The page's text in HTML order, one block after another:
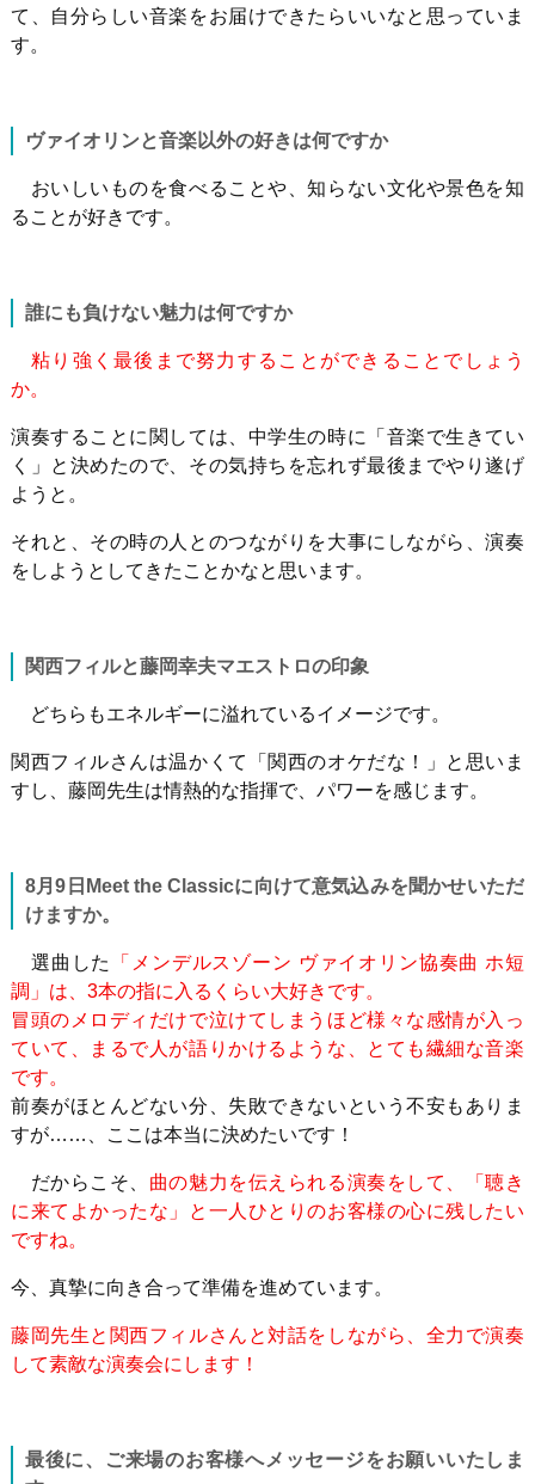
て、自分らしい音楽をお届けできたらいいなと思っていま
す。
ヴァイオリンと音楽以外の好きは何ですか
おいしいものを食べることや、知らない文化や景色を知
ることが好きです。
誰にも負けない魅力は何ですか
粘り強く最後まで努力することができることでしょう
か。
演奏することに関しては、中学生の時に「音楽で生きてい
く」と決めたので、その気持ちを忘れず最後までやり遂げ
ようと。
それと、その時の人とのつながりを大事にしながら、演奏
をしようとしてきたことかなと思います。
関西フィルと藤岡幸夫マエストロの印象
どちらもエネルギーに溢れているイメージです。
関西フィルさんは温かくて「関西のオケだな！」と思いま
すし、藤岡先生は情熱的な指揮で、パワーを感じます。
8月9 日 Meet the Classicに向けて意気込みを聞かせいただ
けますか。
選曲した
「メンデルスゾーン ヴァイオリン協奏曲 ホ短
調」は、3本の指に入るくらい大好きです。
冒頭のメロディだけで泣けてしまうほど様々な感情が入っ
ていて、まるで人が語りかけるような、とても繊細な音楽
です。
前奏がほとんどない分、失敗できないという不安もありま
すが…… 、ここは本当に決めたいです！
だからこそ、 曲の魅力を伝えられる演奏をして、「聴き
に来てよかったな」と一人ひとりのお客様の心に残したい
ですね。
今、真摯に向き合って準備を進めています。
藤岡先生と関西フィルさんと対話をしながら、全力で演奏
して素敵な演奏会にします！
最後に、ご来場のお客様へメッセージをお願いいたしま